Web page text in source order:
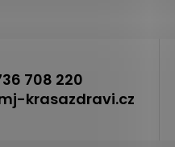
708 220
krasazdravi.cz